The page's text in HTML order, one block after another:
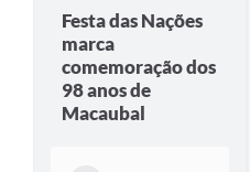
Festa das Nações
marca
comemoração dos
98 anos de
Macaubal